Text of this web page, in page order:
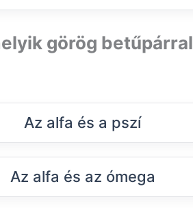
görög betűpárral
Az alfa és a pszí
Az alfa és az ómega